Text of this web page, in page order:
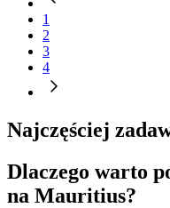
1
2
3
4
Najczęściej
Dlaczego warto
na Mauritius?